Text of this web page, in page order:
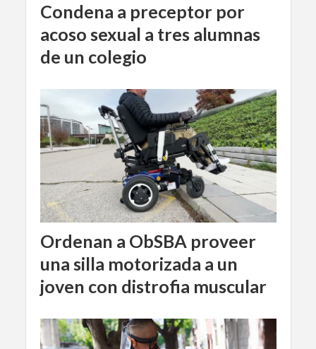
Condena a preceptor por
acoso sexual a tres alumnas
de un colegio
Ordenan a ObSBA proveer
una silla motorizada a un
joven con distrofia muscular